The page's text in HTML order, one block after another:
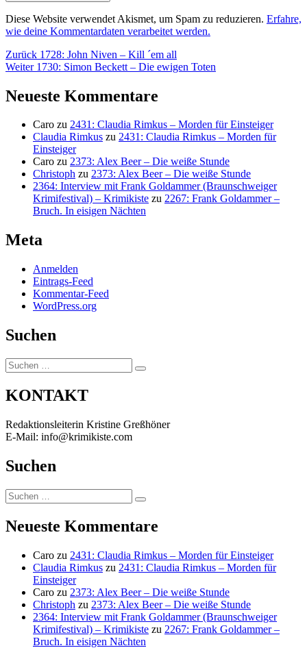
Diese Website verwendet Akismet, um Spam zu reduzieren. Erfahre,
wie deine Kommentardaten verarbeitet werden.
Beitragsnavigation
Zurück Vorheriger
Beitrag:
1728: John Niven – Kill ´em all
Weiter Nächster
1730: Simon Beckett – Die ewigen Toten
Neueste Kommentare
Caro zu 2431: Claudia Rimkus – Morden für Einsteiger
Claudia Rimkus zu 2431: Claudia Rimkus – Morden für
Einsteiger
Caro zu 2373: Alex Beer – Die weiße Stunde
Christoph zu 2373: Alex Beer – Die weiße Stunde
2364: Interview mit Frank Goldammer (Braunschweiger
Krimifestival) – Krimikiste zu 2267: Frank Goldammer –
Bruch. In eisigen Nächten
Meta
Anmelden
Eintrags-Feed
Kommentar-Feed
WordPress.org
Suchen
Suchen
nach:
Suchen
KONTAKT
Redaktionsleiterin Kristine Greßhöner
E-Mail: info@krimikiste.com
Suchen
Suchen
nach:
Suchen
Neueste Kommentare
Caro zu 2431: Claudia Rimkus – Morden für Einsteiger
Claudia Rimkus zu 2431: Claudia Rimkus – Morden für
Einsteiger
Caro zu 2373: Alex Beer – Die weiße Stunde
Christoph zu 2373: Alex Beer – Die weiße Stunde
2364: Interview mit Frank Goldammer (Braunschweiger
Krimifestival) – Krimikiste zu 2267: Frank Goldammer –
Bruch. In eisigen Nächten